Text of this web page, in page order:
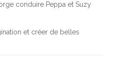
conduire Peppa et Suzy
et créer de belles